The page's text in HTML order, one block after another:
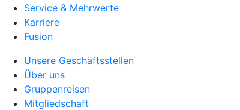
Service & Mehrwerte
Karriere
Fusion
Unsere Geschäftsstellen
Über uns
Gruppenreisen
Mitgliedschaft